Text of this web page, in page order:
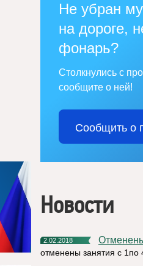
Не убран
на дороге,
фонарь?
Столкнулись с
сообщите о ней!
Сообщить о
Новости
2.02.2018
отменены занятия с 1по